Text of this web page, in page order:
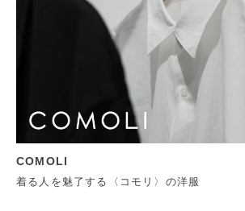
COMOLI
着る人を魅了する〈コモリ〉の洋服